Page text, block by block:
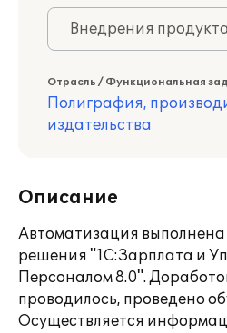
Внедрения
Отрасль / Функциональная
Полиграфия,
издательства
Описание
Автоматизация выполнена
решения "1С:Зарплата и
Персоналом 8.0".
проводилось, проведено
Осуществляется